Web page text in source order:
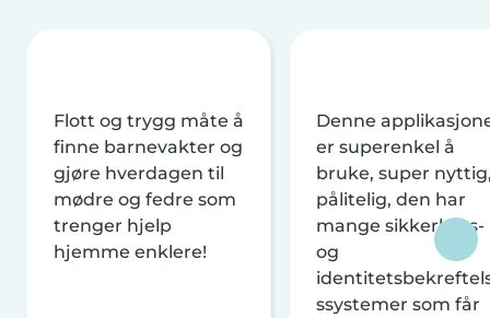
Flott og trygg måte å
finne barnevakter og
gjøre hverdagen til
mødre og fedre som
trenger hjelp
hjemme enklere!
Denne
er superenkel å
bruke, super
pålitelig, den har
mange sikkerhets-
og
ssystemer som får